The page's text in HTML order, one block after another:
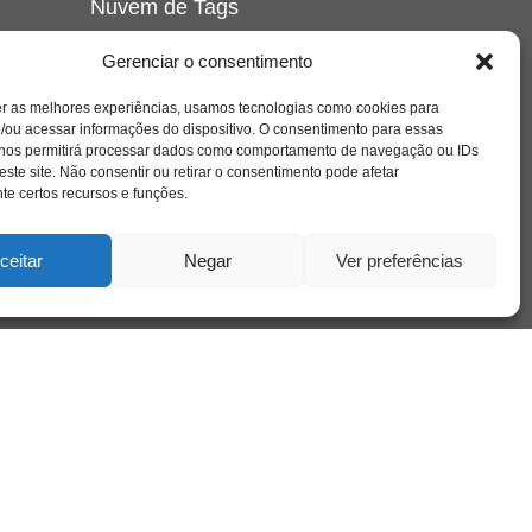
Gerenciar o consentimento
as melhores experiências, usamos tecnologias como cookies para
ou acessar informações do dispositivo. O consentimento para essas
permitirá processar dados como comportamento de navegação ou IDs
site. Não consentir ou retirar o consentimento pode afetar
certos recursos e funções.
Negar Ver preferências
Nuvem de Tags
crianca cuidado cultura depressao
educação família filme
freud infância insight jung liberdade livro
loucura luto maternidade
psicologia relato